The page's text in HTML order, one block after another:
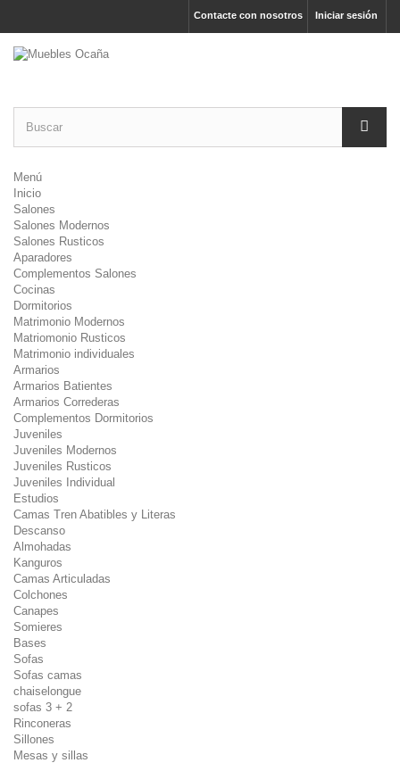
Iniciar sesión
Contacte con nosotros
Menú
Inicio
Salones
Salones Modernos
Salones Rusticos
Aparadores
Complementos Salones
Cocinas
Dormitorios
Matrimonio Modernos
Matriomonio Rusticos
Matrimonio individuales
Armarios
Armarios Batientes
Armarios Correderas
Complementos Dormitorios
Juveniles
Juveniles Modernos
Juveniles Rusticos
Juveniles Individual
Estudios
Camas Tren Abatibles y Literas
Descanso
Almohadas
Kanguros
Camas Articuladas
Colchones
Canapes
Somieres
Bases
Sofas
Sofas camas
chaiselongue
sofas 3 + 2
Rinconeras
Sillones
Mesas y sillas